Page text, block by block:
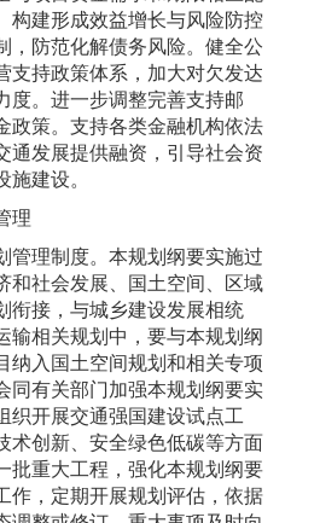
构建形成效益增长与风险防控
，防范化解债务风险。健全公
支持政策体系，加大对欠发达
度。进一步调整完善支持邮
政策。支持各类金融机构依法
通发展提供融资，引导社会资
建设。
理
理制度。本规划纲要实施过
和社会发展、国土空间、区域
衔接，与城乡建设发展相统
输相关规划中，要与本规划纲
纳入国土空间规划和相关专项
同有关部门加强本规划纲要实
织开展交通强国建设试点工
术创新、安全绿色低碳等方面
批重大工程，强化本规划纲要
作，定期开展规划评估，依据